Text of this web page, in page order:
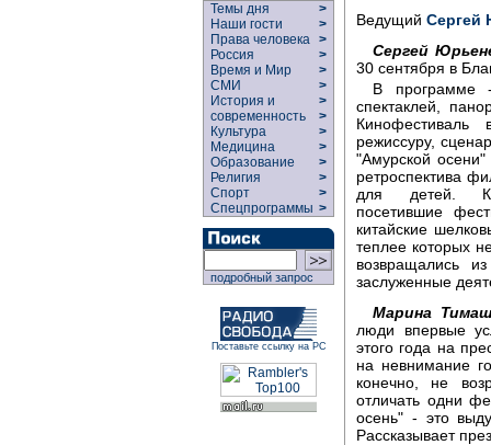
Темы дня
>
Наши гости
>
Права человека >
Россия
>
Время и Мир
>
СМИ
>
История и
современность
>
>
Культура
>
Медицина
>
Образование
>
Религия
>
Спорт
>
Спецпрограммы >
подробный запрос
Поставьте ссылку на РС
Ведущий Сергей
Сергей
30 сентября в
В программе
спектаклей,
режиссуру,
"Амурской
ретроспектива
для детей.
посетившие
китайские
теплее которых
возвращались
заслуженные
Марина
люди впервые
этого года на
на невнимание
конечно, не
отличать одни
осень" - это
Рассказывает